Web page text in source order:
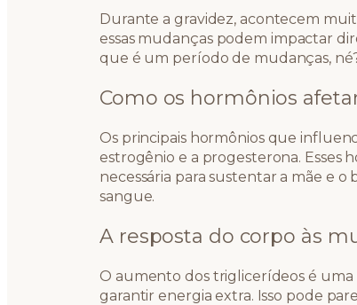
Durante a gravidez, acontecem
essas mudanças podem impactar
que é um período de mudanças,
Como os hormônios
Os principais hormônios que
estrogênio e a progesterona. Esses
necessária para sustentar a mãe e
sangue.
A resposta do corpo às
O aumento dos triglicerídeos é
garantir energia extra. Isso pode